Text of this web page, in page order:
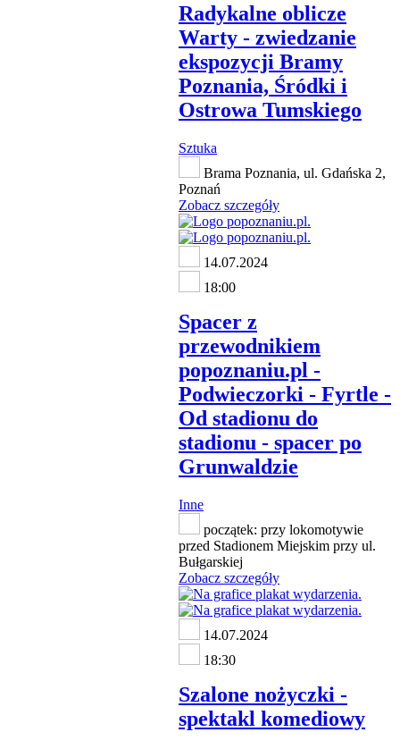
Radykalne oblicze
Warty - zwiedzanie
ekspozycji Bramy
Poznania, Śródki i
Ostrowa Tumskiego
Sztuka
Brama Poznania, ul. Gdańska 2,
Poznań
Zobacz szczegóły
14.07.2024
18:00
Spacer z
przewodnikiem
popoznaniu.pl -
Podwieczorki - Fyrtle -
Od stadionu do
stadionu - spacer po
Grunwaldzie
Inne
początek: przy lokomotywie
przed Stadionem Miejskim przy ul.
Bułgarskiej
Zobacz szczegóły
14.07.2024
18:30
Szalone nożyczki -
spektakl komediowy